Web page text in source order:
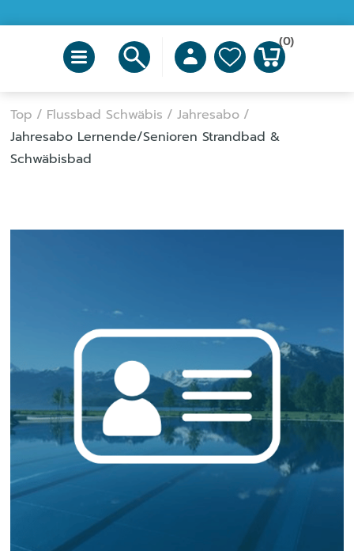
(0)
Top / Flussbad Schwäbis / Jahresabo /
Jahresabo Lernende/Senioren Strandbad &
Schwäbisbad